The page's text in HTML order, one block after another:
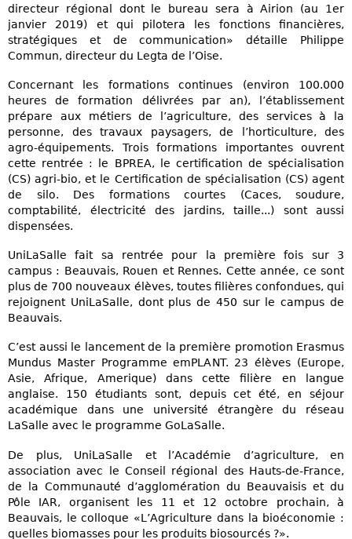
directeur régional dont le bureau sera à Airion (au 1er
janvier 2019) et qui pilotera les fonctions financières,
stratégiques et de communication» détaille Philippe
Commun, directeur du Legta de l’Oise.
Concernant les formations continues (environ 100.000
heures de formation délivrées par an), l’établissement
prépare aux métiers de l’agriculture, des services à la
personne, des travaux paysagers, de l’horticulture, des
agro-équipements. Trois formations importantes ouvrent
cette rentrée : le BPREA, le certification de spécialisation
(CS) agri-bio, et le Certification de spécialisation (CS) agent
de silo. Des formations courtes (Caces, soudure,
comptabilité, électricité des jardins, taille...) sont aussi
dispensées.
UniLaSalle fait sa rentrée pour la première fois sur 3
campus : Beauvais, Rouen et Rennes. Cette année, ce sont
plus de 700 nouveaux élèves, toutes filières confondues, qui
rejoignent UniLaSalle, dont plus de 450 sur le campus de
Beauvais.
C’est aussi le lancement de la première promotion Erasmus
Mundus Master Programme emPLANT. 23 élèves (Europe,
Asie, Afrique, Amerique) dans cette filière en langue
anglaise. 150 étudiants sont, depuis cet été, en séjour
académique dans une université étrangère du réseau
LaSalle avec le programme GoLaSalle.
De plus, UniLaSalle et l’Académie d’agriculture, en
association avec le Conseil régional des Hauts-de-France,
de la Communauté d’agglomération du Beauvaisis et du
Pôle IAR, organisent les 11 et 12 octobre prochain, à
Beauvais, le colloque «L’Agriculture dans la bioéconomie :
quelles biomasses pour les produits biosourcés ?».